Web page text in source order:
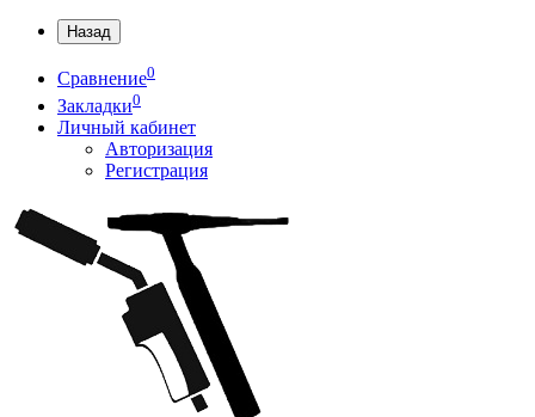
Назад
Сравнение0
Закладки0
Личный кабинет
Авторизация
Регистрация